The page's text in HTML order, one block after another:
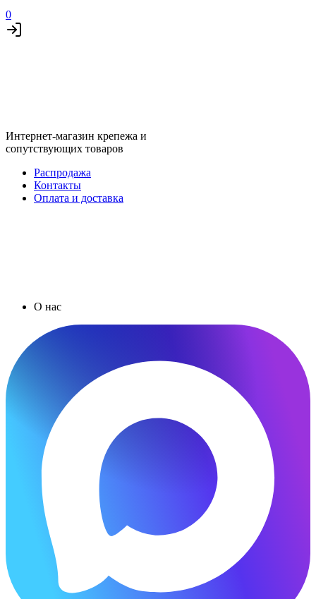
0
Интернет-магазин крепежа и
сопутствующих товаров
Распродажа
Контакты
Оплата и доставка
О нас